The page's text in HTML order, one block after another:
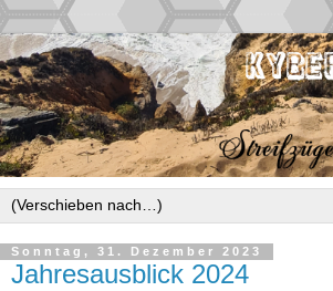
Sonntag, 31. Dezember 2023
Jahresausblick 2024